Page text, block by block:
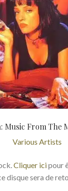
Music From The
Various Artists
Cliquer icipour
disque sera de